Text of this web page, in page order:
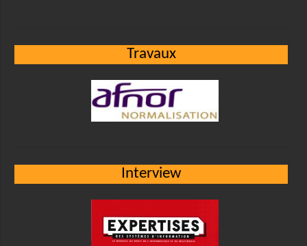
Travaux
Interview